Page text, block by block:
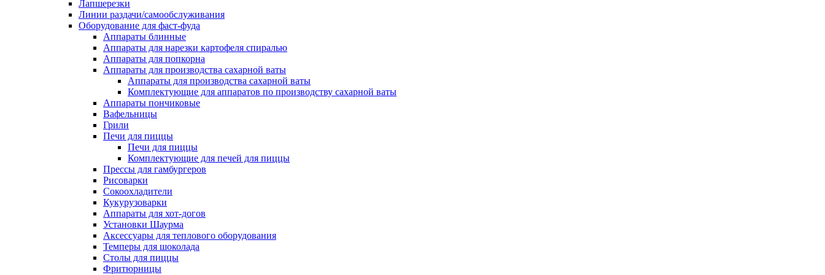
Лапшерезки
Линии раздачи/самообслуживания
Оборудование для фаст-фуда
Аппараты блинные
Аппараты для нарезки картофеля спиралью
Аппараты для попкорна
Аппараты для производства сахарной ваты
Аппараты для производства сахарной ваты
Комплектующие для аппаратов по производству сахарной ваты
Аппараты пончиковые
Вафельницы
Грили
Печи для пиццы
Печи для пиццы
Комплектующие для печей для пиццы
Прессы для гамбургеров
Рисоварки
Сокоохладители
Кукурузоварки
Аппараты для хот-догов
Установки Шаурма
Аксессуары для теплового оборудования
Темперы для шоколада
Столы для пиццы
Фритюрницы